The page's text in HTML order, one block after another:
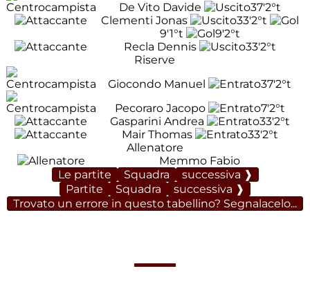
De Vito Davide
37'2°t
Clementi Jonas
33'2°t
9'1°t 9'2°t
Recla Dennis
33'2°t
Riserve
Giocondo Manuel
37'2°t
Pecoraro Jacopo
7'2°t
Gasparini Andrea
33'2°t
Mair Thomas
33'2°t
Allenatore
Memmo Fabio
Le partite
Squadra
successiva ❱
Partite
Squadra
successiva ❱
Trovato un errore in questo tabellino? Segnalacelo...